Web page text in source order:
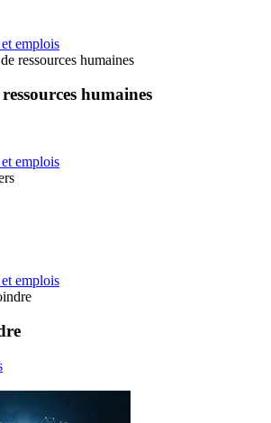
emplois
ressources humaines
humaines
emplois
emplois